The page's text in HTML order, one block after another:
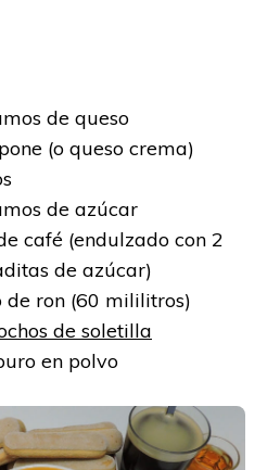
de queso
(o queso crema)
de azúcar
café (endulzado con 2
de azúcar)
de ron (60 mililitros)
de soletilla
en polvo